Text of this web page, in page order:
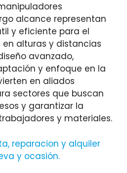
alcance representan
y eficiente para el
alturas y distancias
avanzado,
y enfoque en la
en aliados
sectores que buscan
y garantizar la
y materiales.
reparacion y alquiler
y ocasión.